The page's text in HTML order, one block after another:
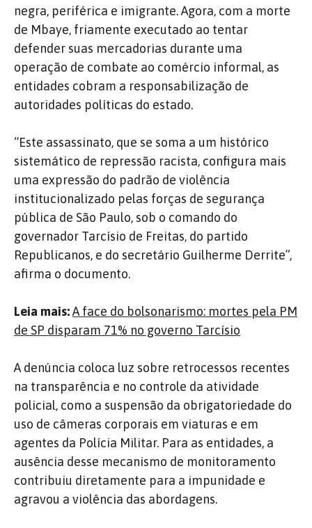
negra, periférica e imigrante. Agora, com a morte
de Mbaye, friamente executado ao tentar
defender suas mercadorias durante uma
operação de combate ao comércio informal, as
entidades cobram a responsabilização de
autoridades políticas do estado.
“Este assassinato, que se soma a um histórico
sistemático de repressão racista, configura mais
uma expressão do padrão de violência
institucionalizado pelas forças de segurança
pública de São Paulo, sob o comando do
governador Tarcísio de Freitas, do partido
Republicanos, e do secretário Guilherme Derrite”,
afirma o documento.
Leia mais:A face do bolsonarismo: mortes pela PM
de SP disparam 71% no governo Tarcísio
A denúncia coloca luz sobre retrocessos recentes
na transparência e no controle da atividade
policial, como a suspensão da obrigatoriedade do
uso de câmeras corporais em viaturas e em
agentes da Polícia Militar. Para as entidades, a
ausência desse mecanismo de monitoramento
contribuiu diretamente para a impunidade e
agravou a violência das abordagens.